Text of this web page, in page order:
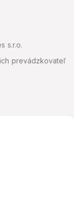
s.r.o.
prevádzkovateľ